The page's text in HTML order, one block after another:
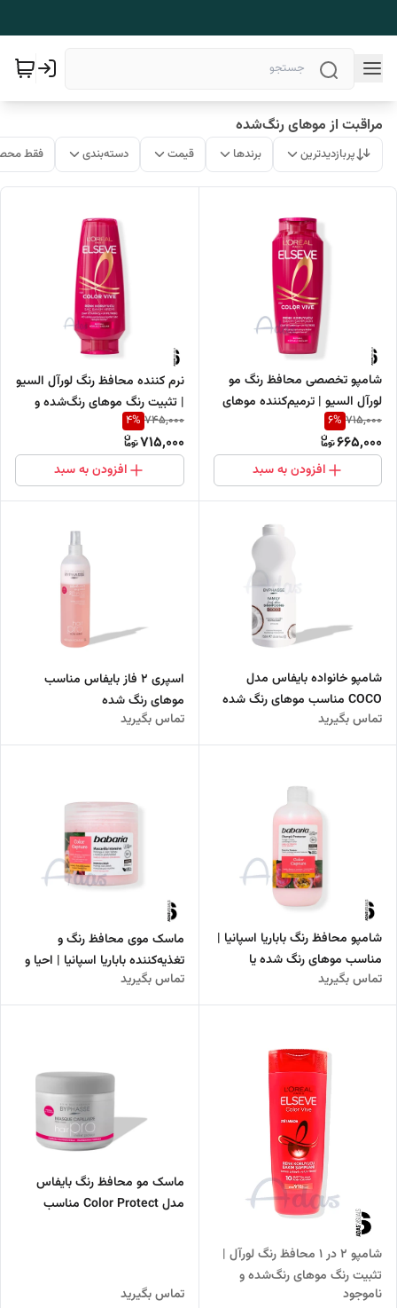
مراقبت از موهای رنگ‌شده
پربازدیدترین برندها قیمت دسته‌بندی فقط
شامپو تخصصی محافظ رنگ مو
لورآل السیو | ترمیم‌کننده موهای
رنگ‌شده، ۳۰۰ میل
715,000
6%
665,000
افزودن به سبد
نرم کننده محافظ رنگ لورآل السیو
| تثبیت رنگ موهای رنگ‌شده و
هایلایت‌شده
745,000
4%
715,000
افزودن به سبد
شامپو خانواده بایفاس مدل
COCO مناسب موهای رنگ شده
تماس بگیرید
اسپری 2 فاز بایفاس مناسب
موهای رنگ شده
تماس بگیرید
شامپو محافظ رنگ باباریا اسپانیا |
مناسب موهای رنگ شده یا
هایلایت شده
تماس بگیرید
ماسک موی محافظ رنگ و
تغذیه‌کننده باباریا اسپانیا | احیا و
تثبیت رنگ موهای رنگ‌شده و
هایلایت شده
تماس بگیرید
شامپو 2 در 1 محافظ رنگ لورآل |
تثبیت رنگ موهای رنگ‌شده و
هایلایت‌شده
ناموجود
ماسک مو محافظ رنگ بایفاس
مدل Color Protect مناسب
تماس بگیرید